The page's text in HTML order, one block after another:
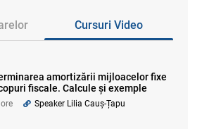
Cursuri Video
amortizării mijloacelor fixe
fiscale. Calcule și exemple
Speaker Lilia Cauș-Țapu